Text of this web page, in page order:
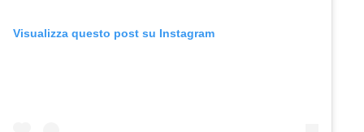
Visualizza questo post su Instagram